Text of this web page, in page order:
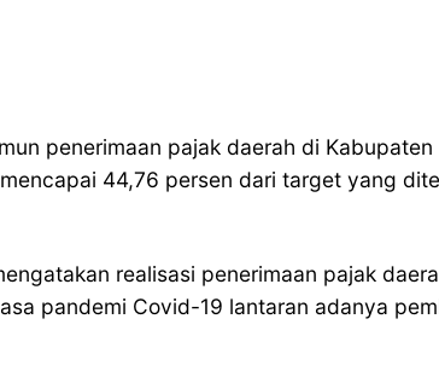
penerimaan pajak daerah di Kabupaten
44,76 persen dari target yang
realisasi penerimaan pajak
pandemi Covid-19 lantaran adanya